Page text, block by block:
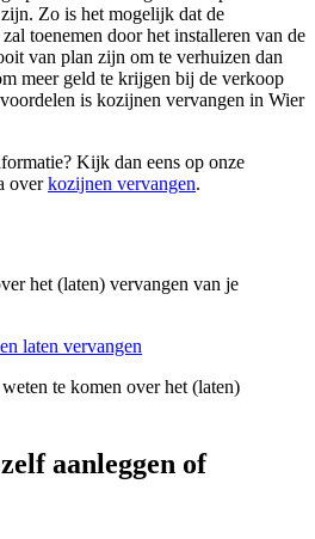
Zo is het mogelijk dat de
toenemen door het installeren van de
van plan zijn om te verhuizen dan
meer geld te krijgen bij de verkoop
is kozijnen vervangen in Wier
Kijk dan eens op onze
overkozijnen vervangen.
het (laten) vervangen van je
laten vervangen
te komen over het (laten)
aanleggen of